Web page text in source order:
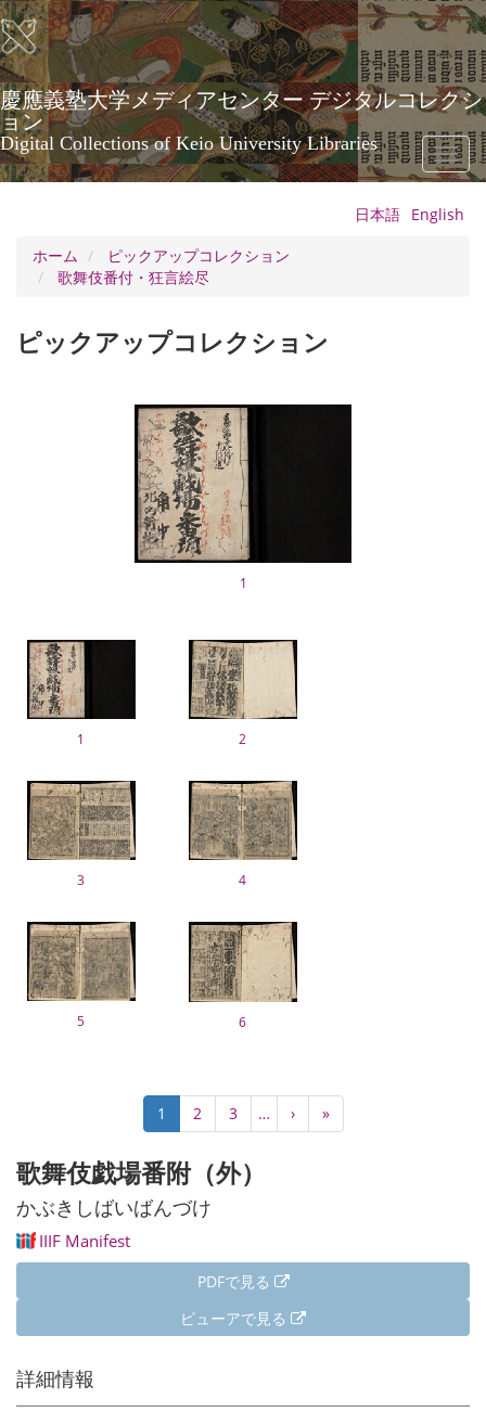
メ
イ
ン
コ
ン
テ
ン
ツ
に
慶應義塾大学メディアセンター デジタルコレクシ
ョン
Digital Collections of Keio University Libraries
Toggle
日本語 English
ホーム
ピックアップコレクション
歌舞伎番付・狂言絵尽
ピックアップコレクション
1
1 2
3 4
5 6
送
カ
レ
ン
ト
ペ
ー
1 Page
2 Page
3 …
次
ペ
›
最
終
»
歌舞伎戯場番附（外）
かぶきしばいばんづけ
IIIF Manifest
PDFで見る
ビューアで見る
詳細情報